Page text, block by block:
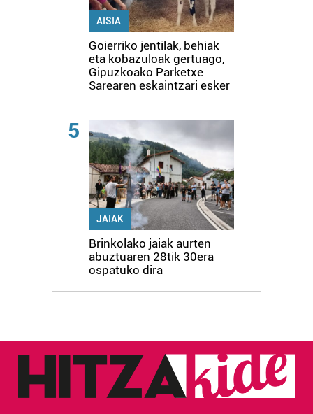
AISIA
Goierriko jentilak, behiak
eta kobazuloak gertuago,
Gipuzkoako Parketxe
Sarearen eskaintzari esker
5
JAIAK
Brinkolako jaiak aurten
abuztuaren 28tik 30era
ospatuko dira